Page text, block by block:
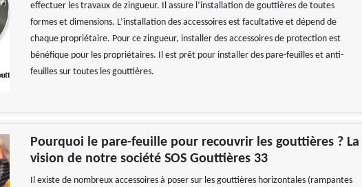
effectuer les travaux de zingueur. Il assure l’installation de gouttières de toutes
formes et dimensions. L’installation des accessoires est facultative et dépend de
chaque propriétaire. Pour ce zingueur, installer des accessoires de protection est
bénéfique pour les propriétaires. Il est prêt pour installer des pare-feuilles et anti-
feuilles sur toutes les gouttières.
Pourquoi le pare-feuille pour recouvrir les gouttières ? La
vision de notre société SOS Gouttières 33
Il existe de nombreux accessoires à poser sur les gouttières horizontales (rampantes